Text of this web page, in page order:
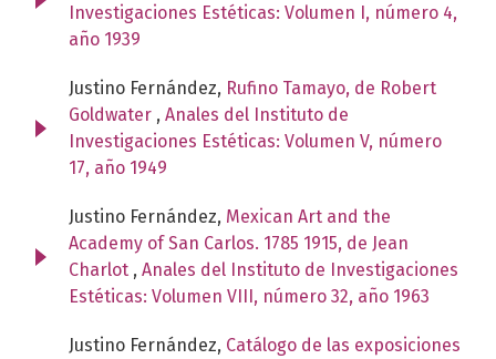
Investigaciones Estéticas: Volumen I, número 4,
año 1939
Justino Fernández, Rufino Tamayo, de Robert
Goldwater , Anales del Instituto de
Investigaciones Estéticas: Volumen V, número
17, año 1949
Justino Fernández, Mexican Art and the
Academy of San Carlos. 1785 1915, de Jean
Charlot , Anales del Instituto de Investigaciones
Estéticas: Volumen VIII, número 32, año 1963
Justino Fernández, Catálogo de las exposiciones